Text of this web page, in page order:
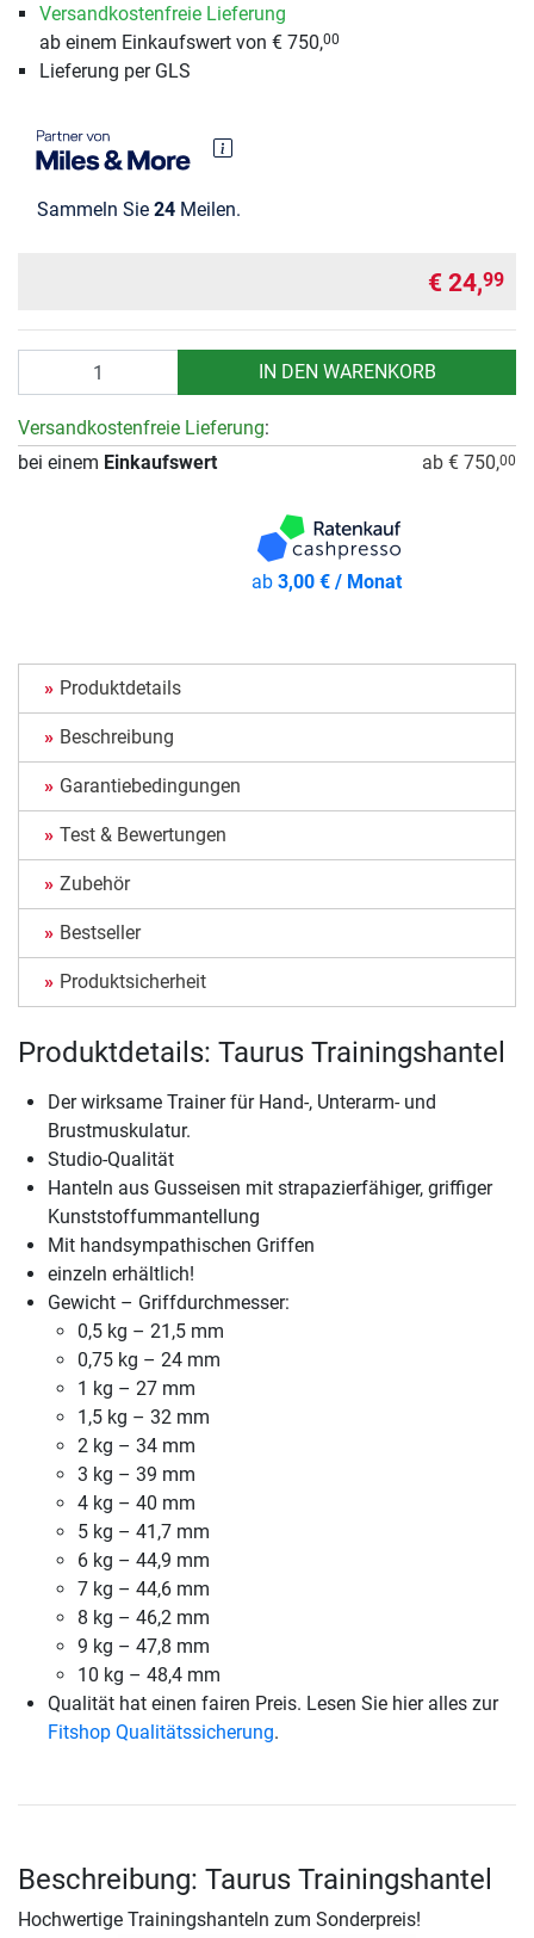
Versandkostenfreie Lieferung
ab einem Einkaufswert von € 750,00
Lieferung per GLS
Sammeln Sie 24 Meilen.
€ 24,99
IN DEN WARENKORB
Versandkostenfreie Lieferung:
bei einem Einkaufswert ab € 750,00
ab3,00 € / Monat
Produktdetails
Beschreibung
Garantiebedingungen
Test & Bewertungen
Zubehör
Bestseller
Produktsicherheit
Produktdetails: Taurus Trainingshantel
Der wirksame Trainer für Hand-, Unterarm- und
Brustmuskulatur.
Studio-Qualität
Hanteln aus Gusseisen mit strapazierfähiger, griffiger
Kunststoffummantellung
Mit handsympathischen Griffen
einzeln erhältlich!
Gewicht – Griffdurchmesser:
0,5 kg – 21,5 mm
0,75 kg – 24 mm
1 kg – 27 mm
1,5 kg – 32 mm
2 kg – 34 mm
3 kg – 39 mm
4 kg – 40 mm
5 kg – 41,7 mm
6 kg – 44,9 mm
7 kg – 44,6 mm
8 kg – 46,2 mm
9 kg – 47,8 mm
10 kg – 48,4 mm
Qualität hat einen fairen Preis. Lesen Sie hier alles zur
Fitshop Qualitätssicherung.
Beschreibung: Taurus Trainingshantel
Hochwertige Trainingshanteln zum Sonderpreis!